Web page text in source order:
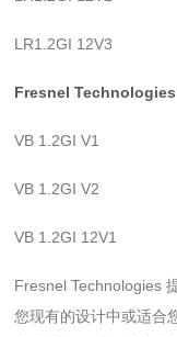
LR1.2GI 12V3
Fresnel Technologies
VB 1.2GI V1
VB 1.2GI V2
VB 1.2GI 12V1
Fresnel Technologies
您现有的设计中或适合